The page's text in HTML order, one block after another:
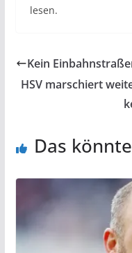
lesen.
Kein
HSV marschiert
Das